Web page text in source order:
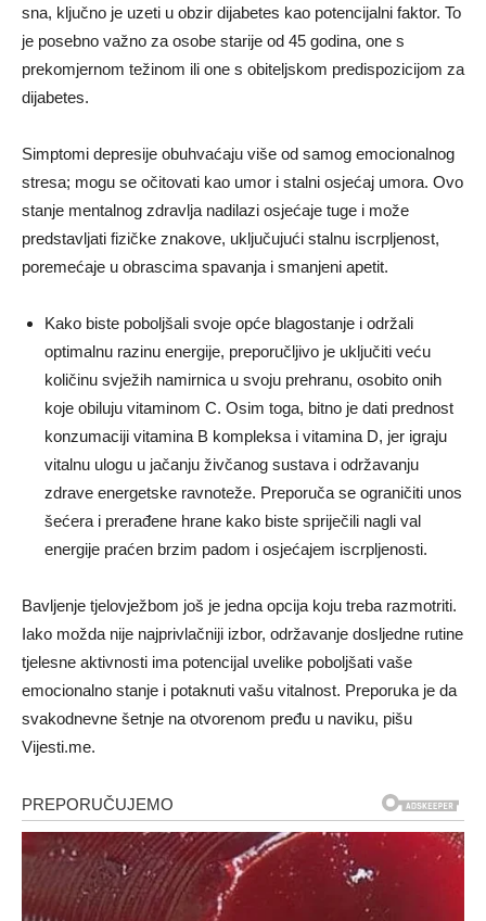
sna, ključno je uzeti u obzir dijabetes kao potencijalni faktor. To
je posebno važno za osobe starije od 45 godina, one s
prekomjernom težinom ili one s obiteljskom predispozicijom za
dijabetes.
Simptomi depresije obuhvaćaju više od samog emocionalnog
stresa; mogu se očitovati kao umor i stalni osjećaj umora. Ovo
stanje mentalnog zdravlja nadilazi osjećaje tuge i može
predstavljati fizičke znakove, uključujući stalnu iscrpljenost,
poremećaje u obrascima spavanja i smanjeni apetit.
Kako biste poboljšali svoje opće blagostanje i održali
optimalnu razinu energije, preporučljivo je uključiti veću
količinu svježih namirnica u svoju prehranu, osobito onih
koje obiluju vitaminom C. Osim toga, bitno je dati prednost
konzumaciji vitamina B kompleksa i vitamina D, jer igraju
vitalnu ulogu u jačanju živčanog sustava i održavanju
zdrave energetske ravnoteže. Preporuča se ograničiti unos
šećera i prerađene hrane kako biste spriječili nagli val
energije praćen brzim padom i osjećajem iscrpljenosti.
Bavljenje tjelovježbom još je jedna opcija koju treba razmotriti.
Iako možda nije najprivlačniji izbor, održavanje dosljedne rutine
tjelesne aktivnosti ima potencijal uvelike poboljšati vaše
emocionalno stanje i potaknuti vašu vitalnost. Preporuka je da
svakodnevne šetnje na otvorenom pređu u naviku, pišu
Vijesti.me.